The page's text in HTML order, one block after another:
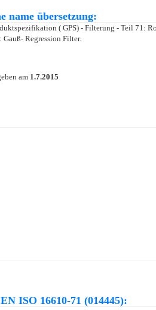
name übersetzung:
( GPS) - Filterung - Teil 71:
Regression Filter.
am 1.7.2015
ISO 16610-71 (014445):